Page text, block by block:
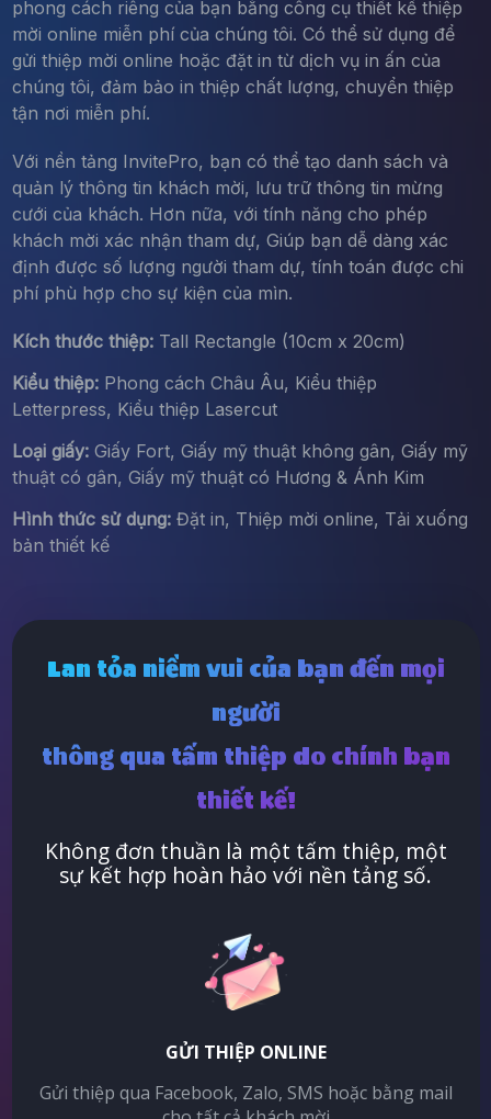
phong cách riêng của bạn bằng công cụ thiết kế thiệp
mời online miễn phí của chúng tôi. Có thể sử dụng để
gửi thiệp mời online hoặc đặt in từ dịch vụ in ấn của
chúng tôi, đảm bảo in thiệp chất lượng, chuyển thiệp
tận nơi miễn phí.
Với nền tảng InvitePro, bạn có thể tạo danh sách và
quản lý thông tin khách mời, lưu trữ thông tin mừng
cưới của khách. Hơn nữa, với tính năng cho phép
khách mời xác nhận tham dự, Giúp bạn dễ dàng xác
định được số lượng người tham dự, tính toán được chi
phí phù hợp cho sự kiện của mìn.
Kích thước thiệp:Tall Rectangle (10cm x 20cm)
Kiểu thiệp:Phong cách Châu Âu, Kiểu thiệp
Letterpress, Kiểu thiệp Lasercut
Loại giấy:Giấy Fort, Giấy mỹ thuật không gân, Giấy mỹ
thuật có gân, Giấy mỹ thuật có Hương & Ánh Kim
Hình thức sử dụng:Đặt in, Thiệp mời online, Tải xuống
bản thiết kế
Lan tỏa niềm vui của bạn đến mọi
người
thông qua tấm thiệp do chính bạn
thiết kế!
Không đơn thuần là một tấm thiệp, một
sự kết hợp hoàn hảo với nền tảng số.
GỬI THIỆP ONLINE
Gửi thiệp qua Facebook, Zalo, SMS hoặc bằng mail